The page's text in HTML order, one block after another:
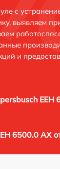
с
выявляем
и
EEH
6500.0 AX